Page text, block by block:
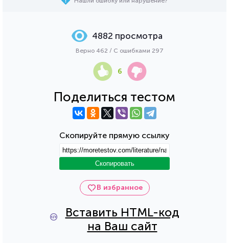
В избранное
Вставить HTML-код
на Ваш сайт
Поделиться тестом
Скопируйте прямую ссылку
Скопировать
4882 просмотра
Верно 462 / С ошибками 297
6